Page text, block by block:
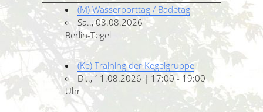
(M) Wasserporttag / Badetag
Sa.., 08.08.2026
Berlin-Tegel
(Ke) Training der Kegelgruppe
Di.., 11.08.2026 | 17:00 - 19:00
Uhr